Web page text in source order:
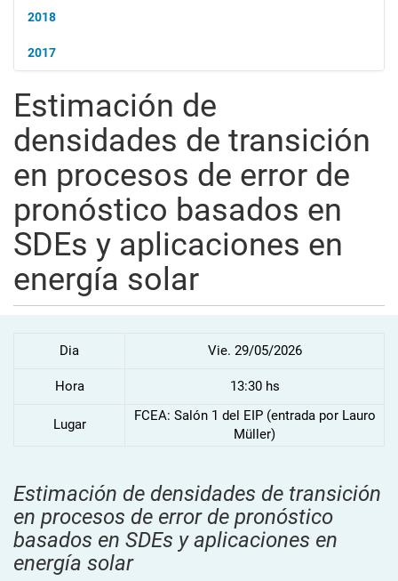
2018
2017
Estimación de
densidades de transición
en procesos de error de
pronóstico basados en
SDEs y aplicaciones en
energía solar
Dia Vie. 29/05/2026
Hora 13:30 hs
Lugar
FCEA: Salón 1 del EIP (entrada por Lauro
Müller)
Estimación de densidades de transición
en procesos de error de pronóstico
basados en SDEs y aplicaciones en
energía solar